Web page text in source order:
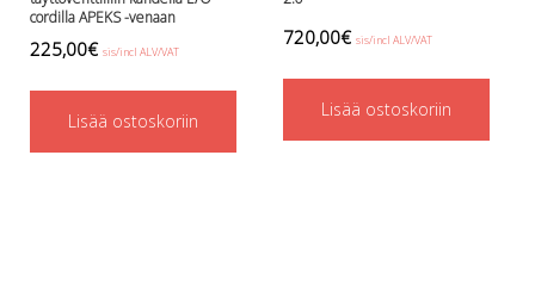
product
cordilla APEKS -venaan
225,00€ sis/incl ALV/VAT
Lisää ostoskoriin
720,00€ sis/incl ALV/VAT
Lisää ostoskoriin